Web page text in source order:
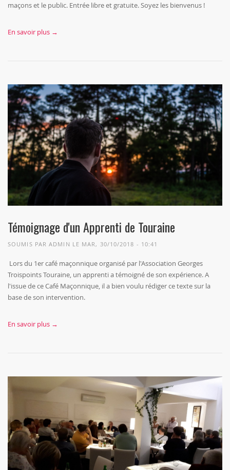
maçons et le public. Entrée libre et gratuite. Soyez les bienvenus !
En savoir plus →
Témoignage d'un Apprenti de Touraine
SOUMIS PARADMIN LE MAR, 30/10/2018 - 10:41
Lors du 1er café maçonnique organisé par l'Association Georges
Troispoints Touraine, un apprenti a témoigné de son expérience. A
l'issue de ce Café Maçonnique, il a bien voulu rédiger ce texte sur la
base de son intervention.
En savoir plus →